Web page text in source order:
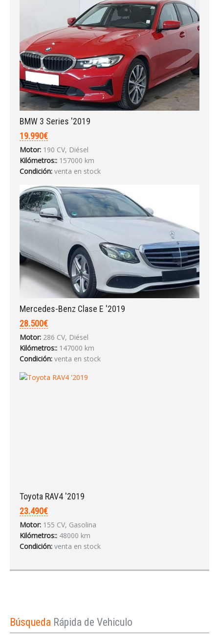
Acceder
¿Ha olvidado la contraseña?
BMW 3 Series '2019
19.990€
Motor: 190 CV, Diésel
Kilómetros:: 157000 km
Condición: venta en stock
Mercedes-Benz Clase E '2019
28.500€
Motor: 286 CV, Diésel
Kilómetros:: 147000 km
Condición: venta en stock
Toyota RAV4 '2019
23.490€
Motor: 155 CV, Gasolina
Kilómetros:: 48000 km
Condición: venta en stock
Búsqueda Rápida de Vehiculo